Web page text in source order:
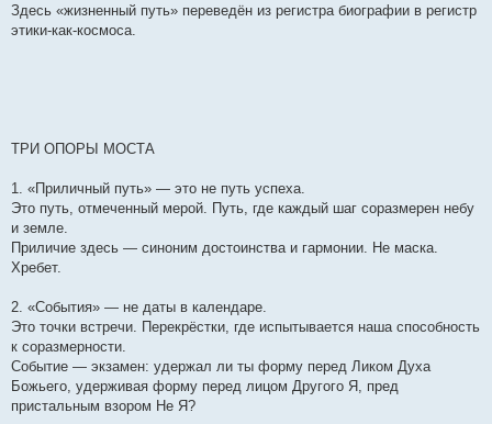
Здесь «жизненный путь» переведён из регистра биографии в регистр
этики-как-космоса.
ТРИ ОПОРЫ МОСТА
1. «Приличный путь» — это не путь успеха.
Это путь, отмеченный мерой. Путь, где каждый шаг соразмерен небу
и земле.
Приличие здесь — синоним достоинства и гармонии. Не маска.
Хребет.
2. «События» — не даты в календаре.
Это точки встречи. Перекрёстки, где испытывается наша способность
к соразмерности.
Событие — экзамен: удержал ли ты форму перед Ликом Духа
Божьего, удерживая форму перед лицом Другого Я, пред
пристальным взором Не Я?